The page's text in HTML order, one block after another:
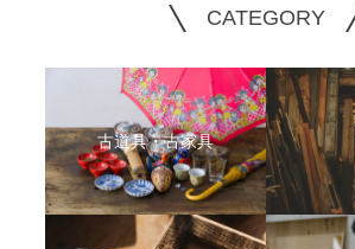
CATEGORY
古道具・古家具